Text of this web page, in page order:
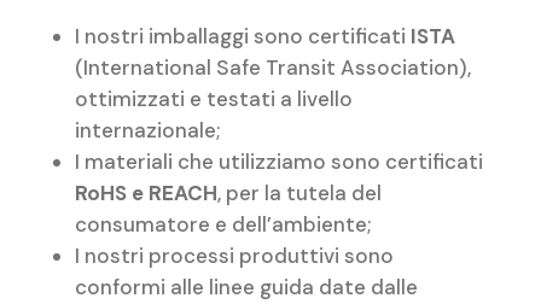
I nostri imballaggi sono certificati ISTA
(International Safe Transit Association),
ottimizzati e testati a livello
internazionale;
I materiali che utilizziamo sono certificati
RoHS e REACH, per la tutela del
consumatore e dell’ambiente;
I nostri processi produttivi sono
conformi alle linee guida date dalle